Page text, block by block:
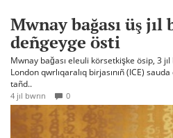
Mwnay bağası üş jıl
deñgeyge östi
Mwnay bağası eleuli körsetkişke ösip, 3
London qwrlıqaralıq birjasınıñ (ICE)
tañd..
4 jıl bwrın 0